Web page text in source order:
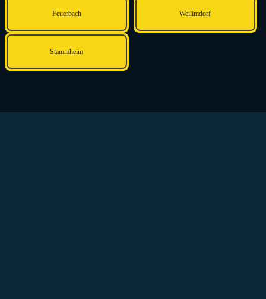
Feuerbach Weilimdorf
Stammheim